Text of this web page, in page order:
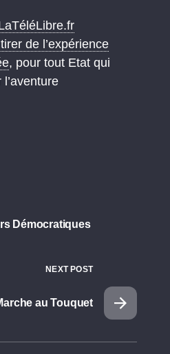
de l’expérience
, pour tout Etat qui
Démocratiques
NEXT POST
au Touquet